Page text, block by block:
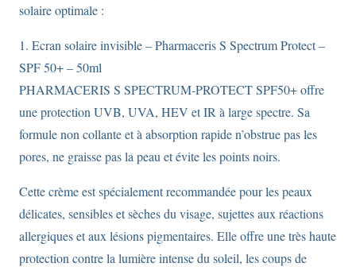
solaire optimale :
1. Ecran solaire invisible – Pharmaceris S Spectrum Protect –
SPF 50+ – 50ml
PHARMACERIS S SPECTRUM-PROTECT SPF50+ offre
une protection UVB, UVA, HEV et IR à large spectre. Sa
formule non collante et à absorption rapide n’obstrue pas les
pores, ne graisse pas la peau et évite les points noirs.
Cette crème est spécialement recommandée pour les peaux
délicates, sensibles et sèches du visage, sujettes aux réactions
allergiques et aux lésions pigmentaires. Elle offre une très haute
protection contre la lumière intense du soleil, les coups de